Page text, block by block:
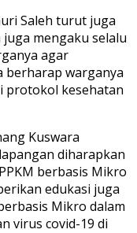
Saleh turut juga
mengaku selalu
agar
berharap warganya
protokol kesehatan
Kuswara
diharapkan
berbasis Mikro
edukasi juga
Mikro dalam
virus covid-19 di